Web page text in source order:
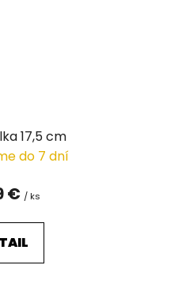
17,5 cm
do 7 dní
€ / ks